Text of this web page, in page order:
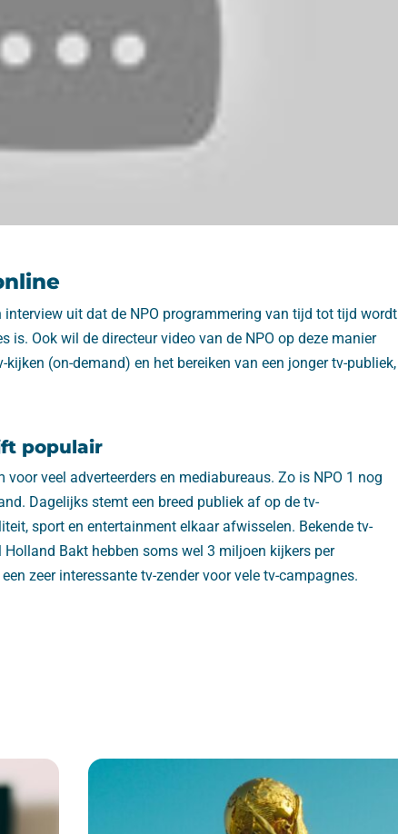
interview uit dat de NPO programmering van tijd tot tijd wordt
is. Ook wil de directeur video van de NPO op deze manier
(on-demand) en het bereiken van een jonger tv-publiek,
populair
veel adverteerders en mediabureaus. Zo is NPO 1 nog
Dagelijks stemt een breed publiek af op de tv-
sport en entertainment elkaar afwisselen. Bekende tv-
Bakt hebben soms wel 3 miljoen kijkers per
zeer interessante tv-zender voor vele tv-campagnes.